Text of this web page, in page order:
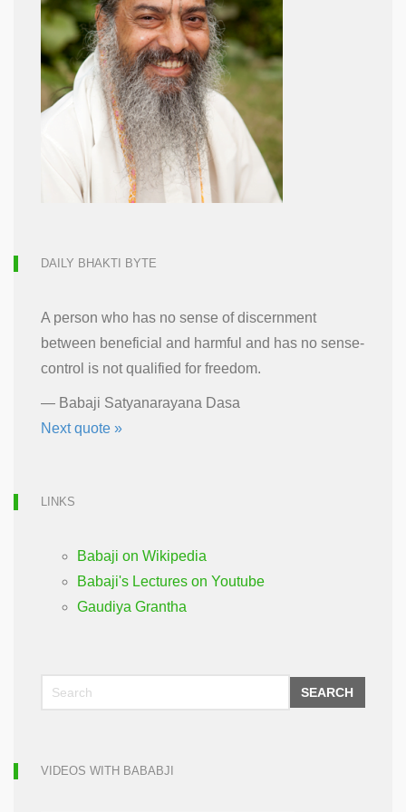
DAILY BHAKTI BYTE
A person who has no sense of discernment
between beneficial and harmful and has no sense-
control is not qualified for freedom.
— Babaji Satyanarayana Dasa
Next quote »
LINKS
Babaji on Wikipedia
Babaji's Lectures on Youtube
Gaudiya Grantha
SEARCH
VIDEOS WITH BABABJI